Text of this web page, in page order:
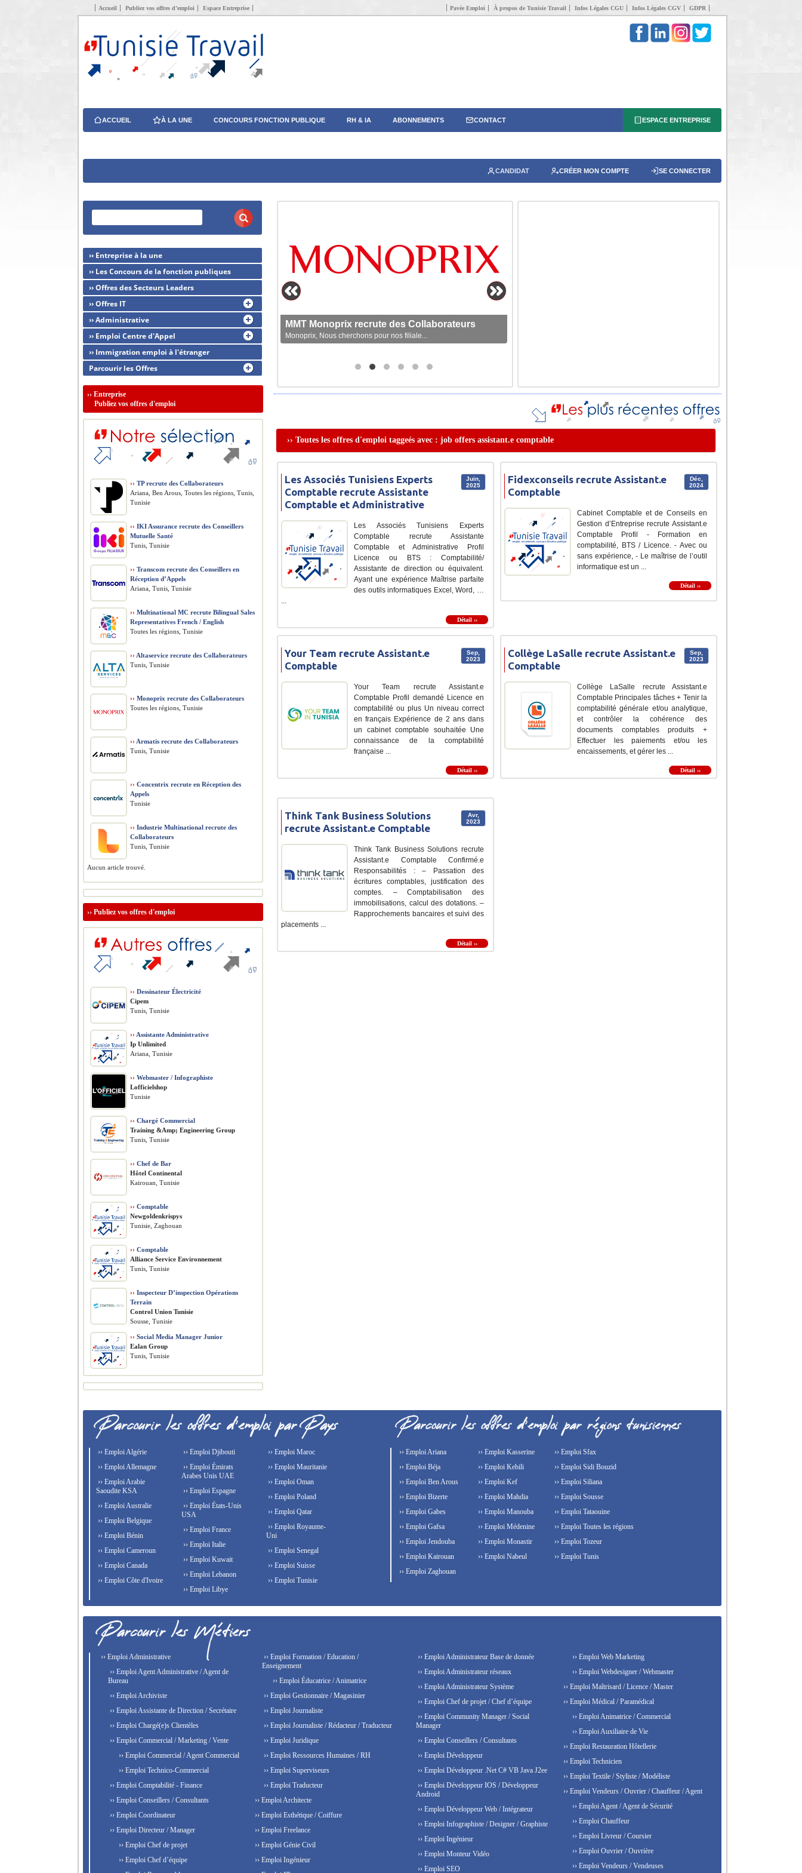
Accueil Publiez vos offres d’emploi Espace Entreprise Pavée Emploi À propos de Tunisie Travail Infos Légales CGU Infos Légales CGV GDPR
ACCUEIL À LA UNE CONCOURS FONCTION PUBLIQUE RH & IA ABONNEMENTS CONTACT ESPACE ENTREPRISE
CANDIDAT CRÉER MON COMPTE SE CONNECTER
MMT Monoprix recrute des Collaborateurs
Monoprix, Nous cherchons pour nos filiale...
›› Toutes les offres d'emploi taggeés avec : job offers assistant.e comptable
Juin,
2025
Les Associés Tunisiens Experts
Comptable recrute Assistante
Comptable et Administrative
Les Associés Tunisiens Experts
Comptable recrute Assistante
Comptable et Administrative Profil
Licence ou BTS : Comptabilité/
Assistante de direction ou équivalent.
Ayant une expérience Maîtrise parfaite
des outils informatiques Excel, Word, …
...
Détail ››
Déc,
2024
Fidexconseils recrute Assistant.e
Comptable
Cabinet Comptable et de Conseils en
Gestion d’Entreprise recrute Assistant.e
Comptable Profil - Formation en
comptabilité, BTS / Licence. - Avec ou
sans expérience, - Le maîtrise de l’outil
informatique est un ...
Détail ››
Sep,
2023
Your Team recrute Assistant.e
Comptable
Your Team recrute Assistant.e
Comptable Profil demandé Licence en
comptabilité ou plus Un niveau correct
en français Expérience de 2 ans dans
un cabinet comptable souhaitée Une
connaissance de la comptabilité
française ...
Détail ››
Sep,
2023
Collège LaSalle recrute Assistant.e
Comptable
Collège LaSalle recrute Assistant.e
Comptable Principales tâches + Tenir la
comptabilité générale et/ou analytique,
et contrôler la cohérence des
documents comptables produits +
Effectuer les paiements et/ou les
encaissements, et gérer les ...
Détail ››
Avr,
2023
Think Tank Business Solutions
recrute Assistant.e Comptable
Think Tank Business Solutions recrute
Assistant.e Comptable Confirmé.e
Responsabilités : – Passation des
écritures comptables, justification des
comptes. – Comptabilisation des
immobilisations, calcul des dotations. –
Rapprochements bancaires et suivi des
placements ...
Détail ››
›› Entreprise à la une
›› Les Concours de la fonction publiques
›› Offres des Secteurs Leaders
›› Offres IT
›› Administrative
›› Emploi Centre d'Appel
›› Immigration emploi à l'étranger
Parcourir les Offres
›› Entreprise
Publiez vos offres d'emploi
›› TP recrute des Collaborateurs
Ariana, Ben Arous, Toutes les régions, Tunis,
Tunisie
›› IKI Assurance recrute des Conseillers
Mutuelle Santé
Tunis, Tunisie
›› Transcom recrute des Conseillers en
Réception d’Appels
Ariana, Tunis, Tunisie
›› Multinational MC recrute Bilingual Sales
Representatives French / English
Toutes les régions, Tunisie
›› Altaservice recrute des Collaborateurs
Tunis, Tunisie
›› Monoprix recrute des Collaborateurs
Toutes les régions, Tunisie
›› Armatis recrute des Collaborateurs
Tunis, Tunisie
›› Concentrix recrute en Réception des
Appels
Tunisie
›› Industrie Multinational recrute des
Collaborateurs
Tunis, Tunisie
Aucun article trouvé.
›› Publiez vos offres d'emploi
›› Dessinateur Électricité
Cipem
Tunis, Tunisie
›› Assistante Administrative
Ip Unlimited
Ariana, Tunisie
›› Webmaster / Infographiste
Lofficielshop
Tunisie
›› Chargé Commercial
Training &Amp; Engineering Group
Tunis, Tunisie
›› Chef de Bar
Hôtel Continental
Kairouan, Tunisie
›› Comptable
Newgoldenkrispys
Tunisie, Zaghouan
›› Comptable
Alliance Service Environnement
Tunis, Tunisie
›› Inspecteur D’inspection Opérations
Terrain
Control Union Tunisie
Sousse, Tunisie
›› Social Media Manager Junior
Ealan Group
Tunis, Tunisie
›› Emploi Algérie
›› Emploi Allemagne
›› Emploi Arabie
Saoudite KSA
›› Emploi Australie
›› Emploi Belgique
›› Emploi Bénin
›› Emploi Cameroun
›› Emploi Canada
›› Emploi Côte d'Ivoire
›› Emploi Djibouti
›› Emploi Émirats
Arabes Unis UAE
›› Emploi Espagne
›› Emploi États-Unis
USA
›› Emploi France
›› Emploi Italie
›› Emploi Kuwait
›› Emploi Lebanon
›› Emploi Libye
›› Emploi Maroc
›› Emploi Mauritanie
›› Emploi Oman
›› Emploi Poland
›› Emploi Qatar
›› Emploi Royaume-
Uni
›› Emploi Senegal
›› Emploi Suisse
›› Emploi Tunisie
›› Emploi Ariana
›› Emploi Béja
›› Emploi Ben Arous
›› Emploi Bizerte
›› Emploi Gabes
›› Emploi Gafsa
›› Emploi Jendouba
›› Emploi Kairouan
›› Emploi Kasserine
›› Emploi Kebili
›› Emploi Kef
›› Emploi Mahdia
›› Emploi Manouba
›› Emploi Médenine
›› Emploi Monastir
›› Emploi Nabeul
›› Emploi Sfax
›› Emploi Sidi Bouzid
›› Emploi Siliana
›› Emploi Sousse
›› Emploi Tataouine
›› Emploi Toutes les régions
›› Emploi Tozeur
›› Emploi Tunis
›› Emploi Zaghouan
›› Emploi Administrative
›› Emploi Agent Administrative / Agent de
Bureau
›› Emploi Archiviste
›› Emploi Assistante de Direction / Secrétaire
›› Emploi Chargé(e)s Clientèles
›› Emploi Commercial / Marketing / Vente
›› Emploi Commercial / Agent Commercial
›› Emploi Technico-Commercial
›› Emploi Comptabilité - Finance
›› Emploi Conseillers / Consultants
›› Emploi Coordinateur
›› Emploi Directeur / Manager
›› Emploi Chef de projet
›› Emploi Chef d’équipe
›› Emploi Formation / Education /
Enseignement
›› Emploi Éducatrice / Animatrice
›› Emploi Gestionnaire / Magasinier
›› Emploi Journaliste
›› Emploi Journaliste / Rédacteur / Traducteur
›› Emploi Juridique
›› Emploi Ressources Humaines / RH
›› Emploi Superviseurs
›› Emploi Traducteur
›› Emploi Architecte
›› Emploi Esthétique / Coiffure
›› Emploi Freelance
›› Emploi Génie Civil
›› Emploi Ingénieur
›› Emploi Administrateur Base de donnée
›› Emploi Administrateur réseaux
›› Emploi Administrateur Système
›› Emploi Chef de projet / Chef d’équipe
›› Emploi Community Manager / Social
Manager
›› Emploi Conseillers / Consultants
›› Emploi Développeur
›› Emploi Développeur .Net C# VB Java J2ee
›› Emploi Développeur IOS / Développeur
Android
›› Emploi Développeur Web / Intégrateur
›› Emploi Infographiste / Designer / Graphiste
›› Emploi Ingénieur
›› Emploi Monteur Vidéo
›› Emploi SEO
›› Emploi Web Marketing
›› Emploi Webdesigner / Webmaster
›› Emploi Maîtrisard / Licence / Master
›› Emploi Médical / Paramédical
›› Emploi Animatrice / Commercial
›› Emploi Auxiliaire de Vie
›› Emploi Restauration Hôtellerie
›› Emploi Technicien
›› Emploi Textile / Styliste / Modéliste
›› Emploi Vendeurs / Ouvrier / Chauffeur / Agent
›› Emploi Agent / Agent de Sécurité
›› Emploi Chauffeur
›› Emploi Livreur / Coursier
›› Emploi Ouvrier / Ouvrière
›› Emploi Vendeurs / Vendeuses